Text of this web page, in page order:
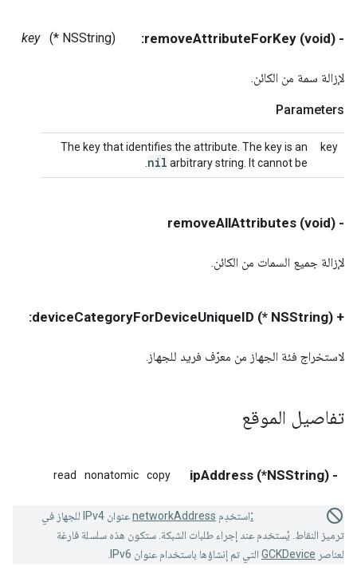
- (void) removeAttributeForKey:
(NSString *)
key
لإزالة سمة من الكائن.
Parameters
key
The key that identifies the attribute. The key is an
arbitrary string. It cannot be
nil
- (void) removeAllAttributes
لإزالة جميع السمات من الكائن.
+ (NSString *) deviceCategoryForDeviceUniqueID:
لاستخراج فئة الجهاز من معرّف فريد للجهاز.
تفاصيل الموقع
- (NSString*) ipAddress
read nonatomic copy
استخدِم networkAddress
عنوان IPv4 للجهاز في
ترميز النقاط. يُستخدم عند إجراء طلبات الشبكة. ستكون هذه سلسلة فارغة
لعناصر GCKDevice التي تم إنشاؤها باستخدام عنوان IPv6.